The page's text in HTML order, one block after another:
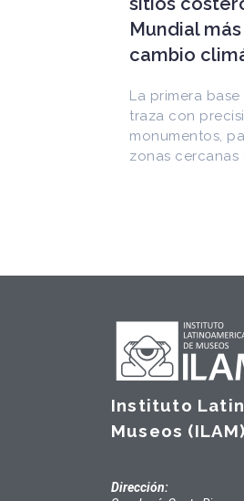
Arquitecto,
CEDODAL e
Arquitectura
más de
Instituto
Museos (ILAM)
Dirección: